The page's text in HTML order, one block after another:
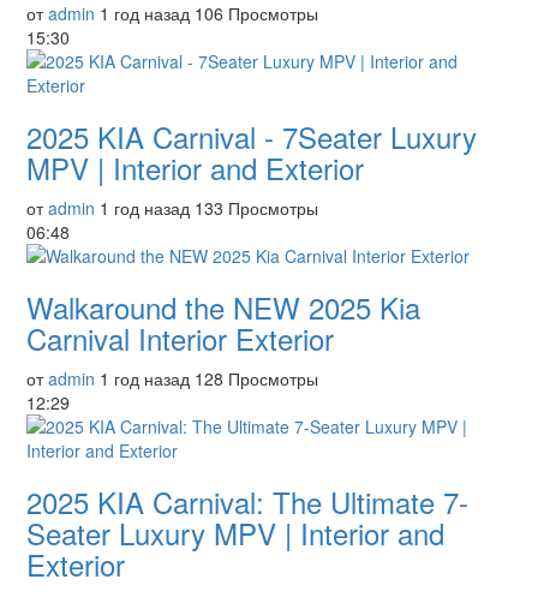
отadmin 1 год назад 106 Просмотры
15:30
2025 KIA Carnival - 7Seater Luxury
MPV | Interior and Exterior
отadmin 1 год назад 133 Просмотры
06:48
Walkaround the NEW 2025 Kia
Carnival Interior Exterior
отadmin 1 год назад 128 Просмотры
12:29
2025 KIA Carnival: The Ultimate 7-
Seater Luxury MPV | Interior and
Exterior